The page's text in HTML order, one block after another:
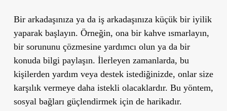
Bir arkadaşınıza ya da iş arkadaşınıza küçük bir iyilik
yaparak başlayın. Örneğin, ona bir kahve ısmarlayın,
bir sorununu çözmesine yardımcı olun ya da bir
konuda bilgi paylaşın. İlerleyen zamanlarda, bu
kişilerden yardım veya destek istediğinizde, onlar size
karşılık vermeye daha istekli olacaklardır. Bu yöntem,
sosyal bağları güçlendirmek için de harikadır.